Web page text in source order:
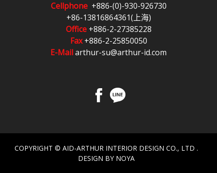
Cellphone +886-(0)-930-926730
+86-13816864361(上海)
Office+886-2-27385228
Fax+886-2-25850050
E-Mailarthur-su@arthur-id.com
COPYRIGHT © AID-ARTHUR INTERIOR DESIGN CO., LTD .
DESIGN BY NOYA